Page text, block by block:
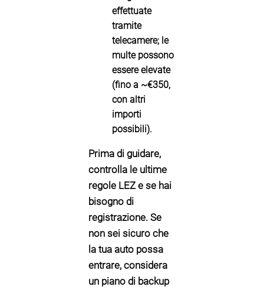
effettuate
tramite
telecamere; le
multe possono
essere elevate
(fino a ~€350,
con altri
importi
possibili).
Prima di guidare,
controlla le ultime
regole LEZ e se hai
bisogno di
registrazione. Se
non sei sicuro che
la tua auto possa
entrare, considera
un piano di backup